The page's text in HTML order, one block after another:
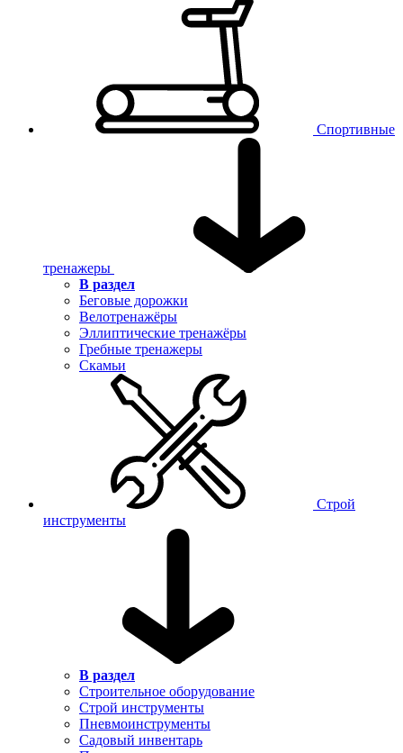
Спортивные
тренажеры
В раздел
Беговые дорожки
Велотренажёры
Эллиптические тренажёры
Гребные тренажеры
Скамьи
Строй
инструменты
В раздел
Строительное оборудование
Строй инструменты
Пневмоинструменты
Садовый инвентарь